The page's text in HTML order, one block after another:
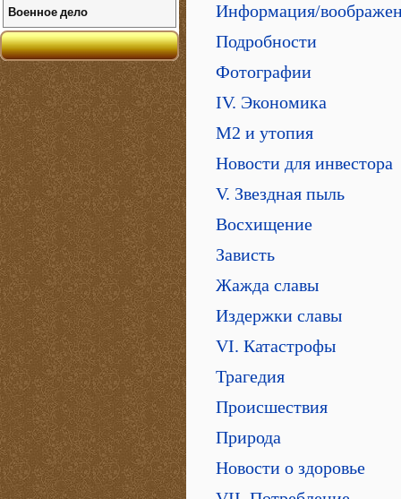
Информация/
Подробности
Фотографии
IV. Экономика
М2 и утопия
Новости для инвестора
V. Звездная пыль
Восхищение
Зависть
Жажда славы
Издержки славы
VI. Катастрофы
Трагедия
Происшествия
Природа
Новости о здоровье
Военное дело